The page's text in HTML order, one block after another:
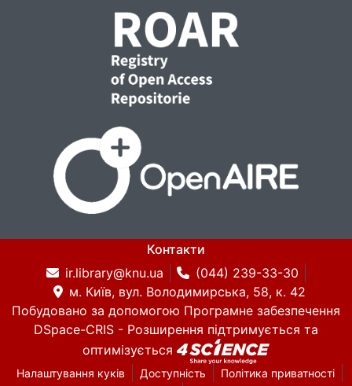
Контакти
ir.library@knu.ua
(044) 239-33-30
м. Київ, вул. Володимирська, 58, к. 42
Побудовано за допомогою Програмне забезпечення
DSpace-CRIS - Розширення підтримується та
оптимізується
Налаштування куків Доступність
Політика приватності